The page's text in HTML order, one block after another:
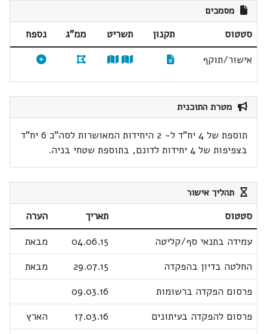
מסמכים
סטטוס תקנון תשריט ממ"ג
נספח
אישור/תוקף
מטרת התוכנית
תוספת של 4 יח"ד ל- 2 היחידות המאושרות לסה"כ 6 יח"ד
בצפיפות של 4 יחידות לדונם, בתוספת שטחי בניה.
תהליך אישור
סטטוס תאריך
הערה
עמידה בתנאי סף/קליטה
04.06.15
מבאת
החלטה בדיון בהפקדה
29.07.15
מבאת
פרסום הפקדה ברשומות
09.03.16
פרסום להפקדה בעיתונים
17.03.16
הארץ